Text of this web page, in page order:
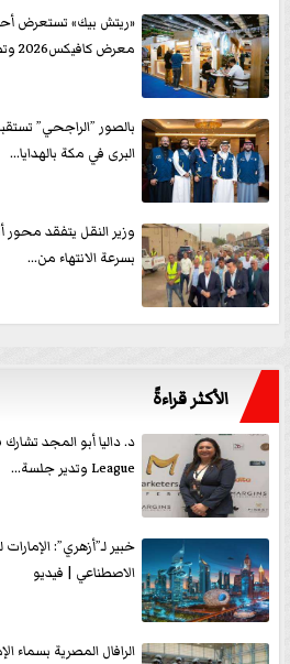
«ريتش بيك» تستعرض
معرض كافيكس2026 وتطرح 10 منتجات...
بالصور ”الراجحي”
البرى في مكة بالهدايا...
وزير النقل يتفقد
بسرعة الانتهاء من...
الأكثر قراءةً
League وتدير جلسة...
خبير لـ”أزهري”: الإمارات
الاصطناعي | فيديو
الرافال المصرية بسماء